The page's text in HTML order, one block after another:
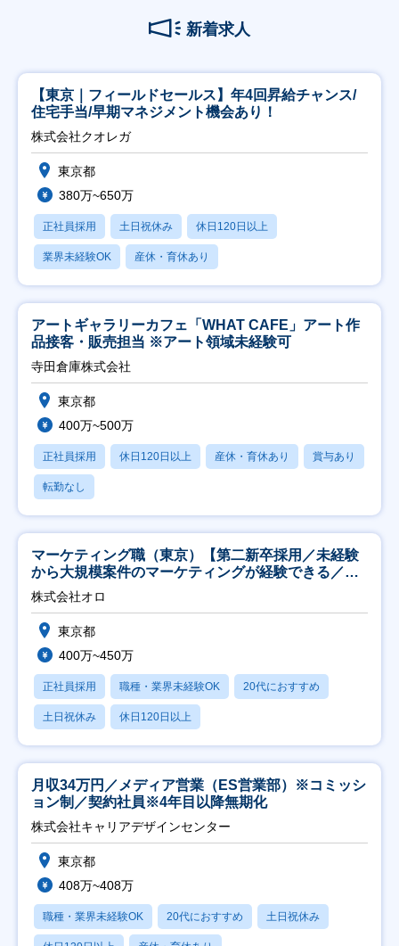
新着求人
【東京｜フィールドセールス】年4回昇給チャンス/
住宅手当/早期マネジメント機会あり！
株式会社クオレガ
東京都
380万~650万
正社員採用 土日祝休み 休日120日以上
業界未経験OK 産休・育休あり
アートギャラリーカフェ「WHAT CAFE」アート作
品接客・販売担当 ※アート領域未経験可
寺田倉庫株式会社
東京都
400万~500万
正社員採用 休日120日以上 産休・育休あり 賞与あり
転勤なし
マーケティング職（東京）【第二新卒採用／未経験
から大規模案件のマーケティングが経験できる／研
修充実】
株式会社オロ
東京都
400万~450万
正社員採用 職種・業界未経験OK 20代におすすめ
土日祝休み 休日120日以上
月収34万円／メディア営業（ES営業部）※コミッシ
ョン制／契約社員※4年目以降無期化
株式会社キャリアデザインセンター
東京都
408万~408万
職種・業界未経験OK 20代におすすめ 土日祝休み